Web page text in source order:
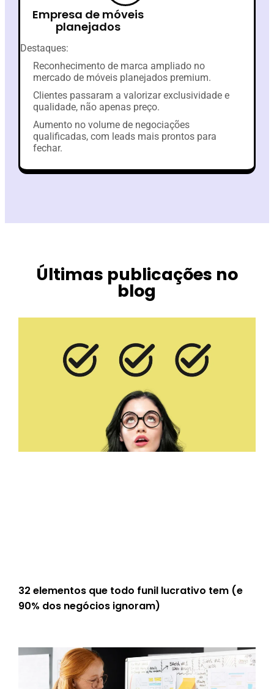
Empresa de móveis
planejados
Destaques:
Reconhecimento de marca ampliado no
mercado de móveis planejados premium.
Clientes passaram a valorizar exclusividade e
qualidade, não apenas preço.
Aumento no volume de negociações
qualificadas, com leads mais prontos para
fechar.
Últimas publicações no
blog
32 elementos que todo funil lucrativo tem (e
90% dos negócios ignoram)